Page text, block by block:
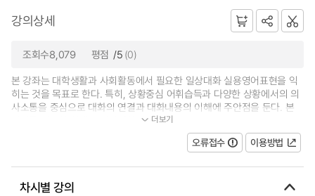
강의상세
조회수8,079 평점 /5 (0)
본 강좌는 대학생활과 사회활동에서 필요한 일상대화 실용영어표현을 익
히는 것을 목표로 한다. 특히, 상황중심 어휘습득과 다양한 상황에서의 의
사소통을 중심으로 대화의 연결과 대화내용의 이해에 주안점을 둔다. 본
강좌를 이수한 학생은 일상대화에...더보기
오류접수 이용방법
차시별 강의